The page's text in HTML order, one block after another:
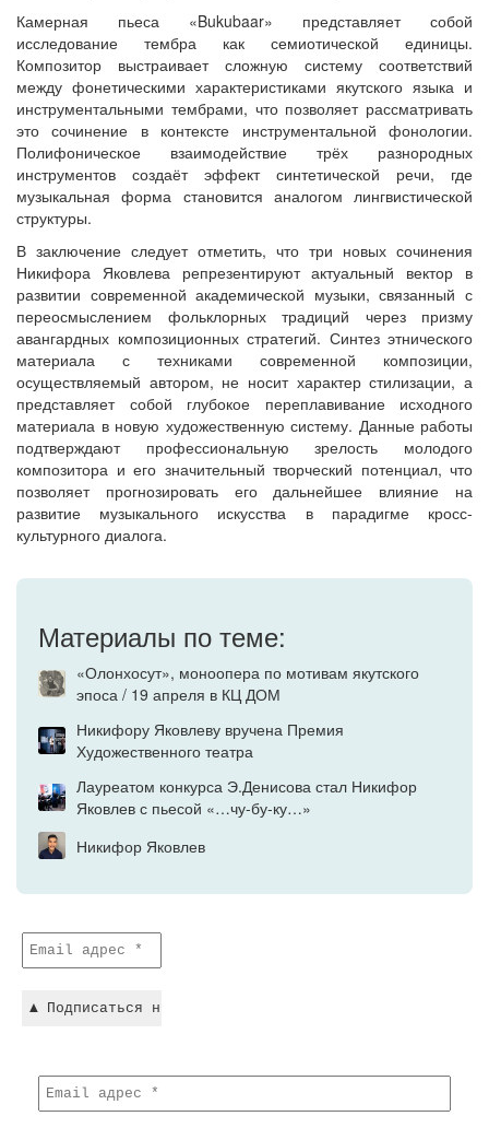
Камерная пьеса «Bukubaar» представляет собой
исследование тембра как семиотической единицы.
Композитор выстраивает сложную систему соответствий
между фонетическими характеристиками якутского языка и
инструментальными тембрами, что позволяет рассматривать
это сочинение в контексте инструментальной фонологии.
Полифоническое взаимодействие трёх разнородных
инструментов создаёт эффект синтетической речи, где
музыкальная форма становится аналогом лингвистической
структуры.
В заключение следует отметить, что три новых сочинения
Никифора Яковлева репрезентируют актуальный вектор в
развитии современной академической музыки, связанный с
переосмыслением фольклорных традиций через призму
авангардных композиционных стратегий. Синтез этнического
материала с техниками современной композиции,
осуществляемый автором, не носит характер стилизации, а
представляет собой глубокое переплавивание исходного
материала в новую художественную систему. Данные работы
подтверждают профессиональную зрелость молодого
композитора и его значительный творческий потенциал, что
позволяет прогнозировать его дальнейшее влияние на
развитие музыкального искусства в парадигме кросс-
культурного диалога.
Материалы по теме:
«Олонхосут», моноопера по мотивам якутского
эпоса / 19 апреля в КЦ ДОМ
Никифору Яковлеву вручена Премия
Художественного театра
Лауреатом конкурса Э.Денисова стал Никифор
Яковлев с пьесой «…чу-бу-ку…»
Никифор Яковлев